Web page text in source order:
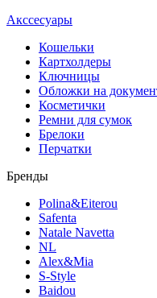
Акссесуары
Кошельки
Картхолдеры
Ключницы
Обложки на
Косметички
Ремни для сумок
Брелоки
Перчатки
Бренды
Polina&Eiterou
Safenta
Natale Navetta
NL
Alex&Mia
S-Style
Baidou